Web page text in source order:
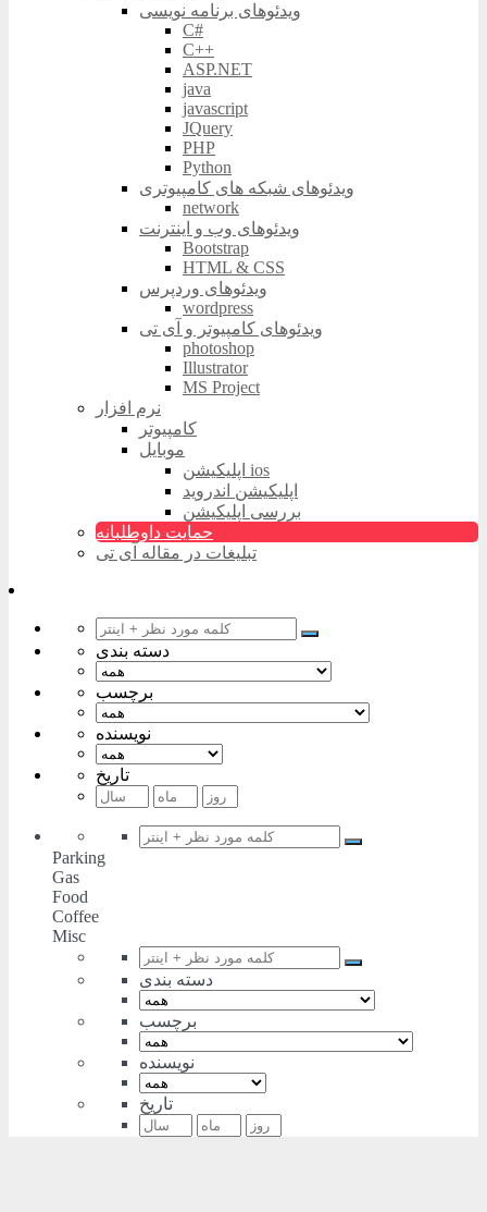
ویدئوهای برنامه نویسی
C#
C++
ASP.NET
java
javascript
JQuery
PHP
Python
ویدئوهای شبکه های کامپیوتری
network
ویدئوهای وب و اینترنت
Bootstrap
HTML & CSS
ویدئوهای وردپرس
wordpress
ویدئوهای کامپیوتر و آی تی
photoshop
Illustrator
MS Project
نرم افزار
کامپیوتر
موبایل
اپلیکیشن ios
اپلیکیشن اندروید
بررسی اپلیکیشن
حمایت داوطلبانه
تبلیغات در مقاله آی تی
دسته بندی
برچسب
نویسنده
تاریخ
Parking
Gas
Food
Coffee
Misc
دسته بندی
برچسب
نویسنده
تاریخ